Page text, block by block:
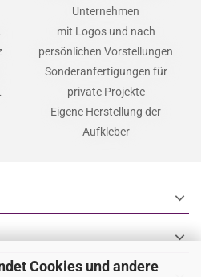
Cookies und andere
Unternehmen
mit Logos und nach
persönlichen Vorstellungen
Sonderanfertigungen für
private Projekte
Eigene Herstellung der
Aufkleber
expand_more
expand_more